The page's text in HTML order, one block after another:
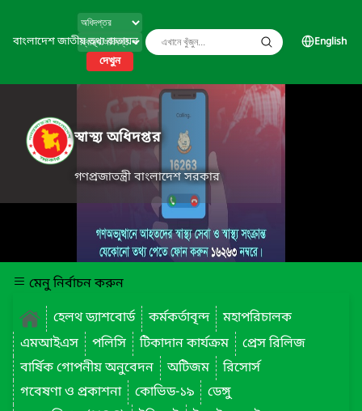
বাংলাদেশ জাতীয় তথ্য বাতায়ন
দেখুন
English
স্বাস্থ্য অধিদপ্তর
গণপ্রজাতন্ত্রী বাংলাদেশ সরকার
মেনু নির্বাচন করুন
হেলথ ড্যাশবোর্ড
কর্মকর্তাবৃন্দ
মহাপরিচালক
এমআইএস
পলিসি টিকাদান কার্যক্রম
প্রেস রিলিজ
বার্ষিক গোপনীয় অনুবেদন
অটিজম
রিসোর্স
গবেষণা ও প্রকাশনা
কোভিড-১৯
ডেঙ্গু